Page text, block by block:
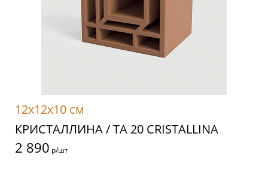
12x12x10 см
КРИСТАЛЛИНА / TA 20 CRISTALLINA
2 890 р/шт